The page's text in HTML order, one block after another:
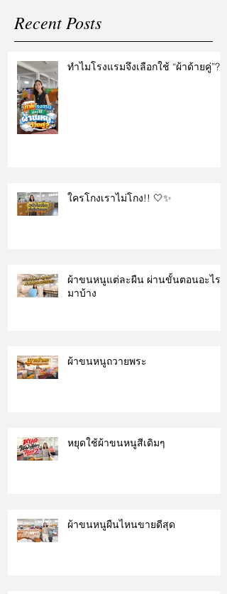
Recent Posts
ทำไมโรงแรมจึงเลือกใช้ “ผ้าด้ายคู่”?
ใครโกงเราไม่โกง!! 🤍✨
ผ้าขนหนูแต่ละผืน ผ่านขั้นตอนอะไร
มาบ้าง
ผ้าขนหนูถวายพระ
หยุดใช้ผ้าขนหนูสีเดิมๆ
ผ้าขนหนูผืนไหนขายดีสุด